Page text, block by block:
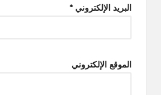
البريد الإلكتروني *
الموقع الإلكتروني